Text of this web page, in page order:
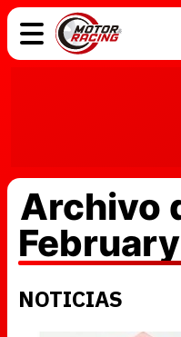
Archivo
NOTICIAS